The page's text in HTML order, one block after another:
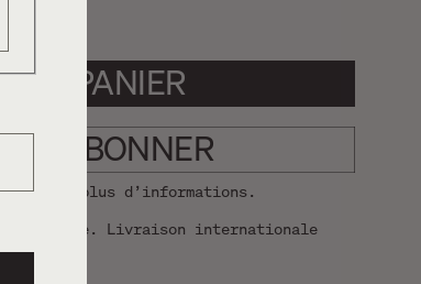
AU PANIER
M’ABONNER
pour plus d’informations.
la caisse. Livraison internationale